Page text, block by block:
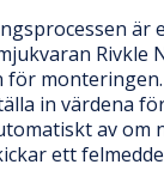
är
Rivkle
in värdena
av om
ett